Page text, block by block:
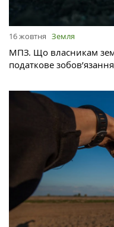
16 жовтня Земля
МПЗ. Що власникам
податкове зобов’язання